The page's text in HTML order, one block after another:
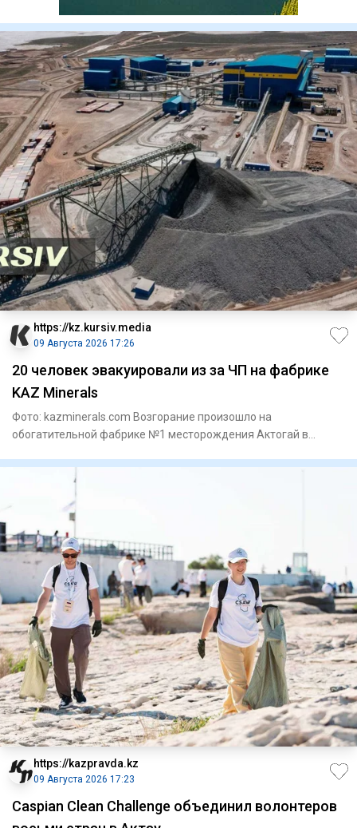
https://kz.kursiv.media
09 Августа 2026 17:26
20 человек эвакуировали из за ЧП на фабрике
KAZ Minerals
Фото: kazminerals.com Возгорание произошло на
обогатительной фабрике №1 месторождения Актогай в
https://kazpravda.kz
09 Августа 2026 17:23
Caspian Clean Challenge объединил волонтеров